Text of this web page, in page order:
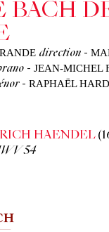
BACH
direction -
- JEAN-MICHEL
- RAPHAËL
HAENDEL
54